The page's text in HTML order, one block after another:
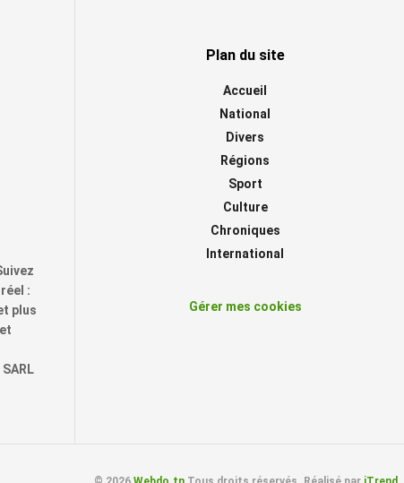
:
plus
Plan du site
Accueil
National
Divers
Régions
Sport
Culture
Chroniques
International
Gérer mes cookies